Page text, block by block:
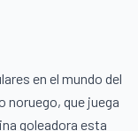
en el mundo del
noruego, que juega
goleadora esta